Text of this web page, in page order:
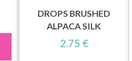
DROPS BRUSHED
ALPACA SILK
2.75 €